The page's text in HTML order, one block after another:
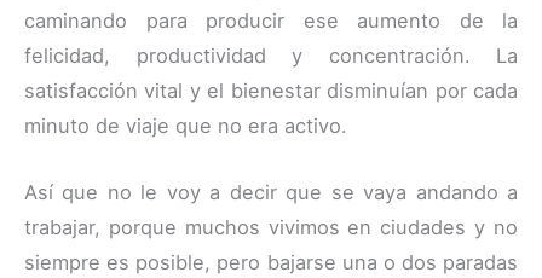
caminando para producir ese aumento de la
felicidad, productividad y concentración. La
satisfacción vital y el bienestar disminuían por cada
minuto de viaje que no era activo.
Así que no le voy a decir que se vaya andando a
trabajar, porque muchos vivimos en ciudades y no
siempre es posible, pero bajarse una o dos paradas